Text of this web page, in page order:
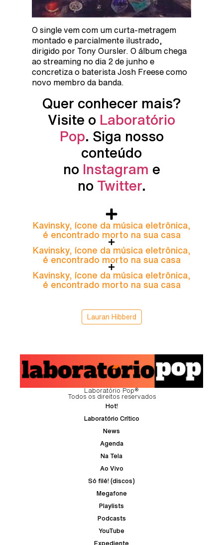
O single vem com um curta-metragem
montado e parcialmente ilustrado,
dirigido por Tony Oursler. O álbum chega
ao streaming no dia 2 de junho e
concretiza o baterista Josh Freese como
novo membro da banda.
Quer conhecer mais?
Visite o Laboratório
Pop. Siga nosso
conteúdo
no Instagram e
no Twitter.
Kavinsky, ícone da música eletrônica,
é encontrado morto na sua casa
Kavinsky, ícone da música eletrônica,
é encontrado morto na sua casa
Kavinsky, ícone da música eletrônica,
é encontrado morto na sua casa
Lauran Hibberd
Laboratório Pop®
Todos os direitos reservados
Hot!
Laboratório Crítico
News
Agenda
Na Tela
Ao Vivo
Só filé! (discos)
Megafone
Playlists
Podcasts
YouTube
Expediente